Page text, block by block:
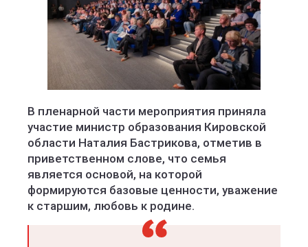
министерство образования Кировской области
В пленарной части мероприятия приняла
участие министр образования Кировской
области Наталия Бастрикова, отметив в
приветственном слове, что семья
является основой, на которой
формируются базовые ценности, уважение
к старшим, любовь к родине.